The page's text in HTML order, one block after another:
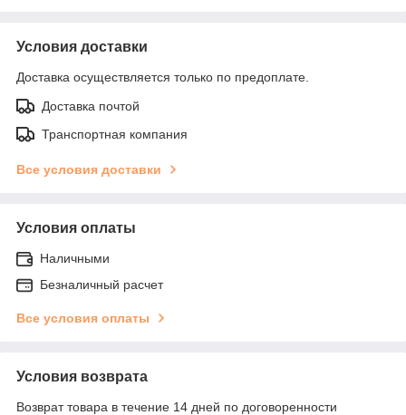
Условия доставки
Доставка осуществляется только по предоплате.
Доставка почтой
Транспортная компания
Все условия доставки
Условия оплаты
Наличными
Безналичный расчет
Все условия оплаты
Условия возврата
Возврат товара в течение 14 дней по договоренности